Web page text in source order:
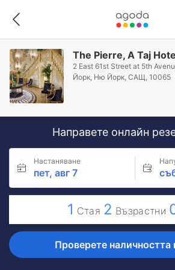
The Pierre, A Taj
2 East 61st Street at 5th
Йорк, Ню Йорк, САЩ, 10065
Направете онлайн
Настаняване
пет, авг 7
1 Стая 2 Възрастни
Проверете наличността